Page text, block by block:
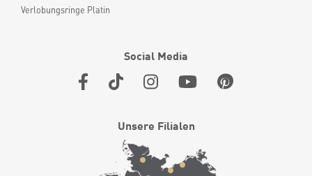
Verlobungsringe Platin
Social Media
Unsere Filialen